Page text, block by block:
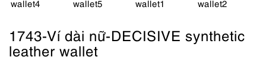
1743-Ví dài nữ-DECISIVE synthetic
leather wallet